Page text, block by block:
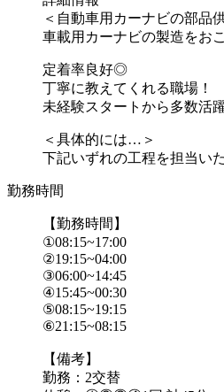
＜自動車用カーナビの部品
車載用カーナビの製造をお
定着率良好◎
丁寧に教えてくれる職場！
未経験スタートから多数活
＜具体的には…＞
下記いずれの工程を担当い
勤務時間
【勤務時間】
①08:15~17:00
②19:15~04:00
③06:00~14:45
④15:45~00:30
⑤08:15~19:15
⑥21:15~08:15
【備考】
勤務：2交替